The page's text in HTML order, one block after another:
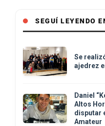
SEGUÍ LEYENDO
Se
ajedrez
Daniel
Altos
disputar
Amateur